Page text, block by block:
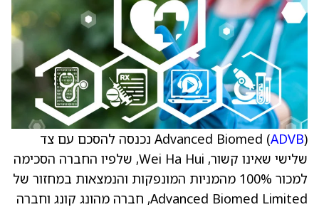
Advanced Biomed (ADVB
) נכנסה להסכם עם צד
שלישי שאינו קשור, Wei Ha Hui, שלפיו החברה הסכימה
למכור 100% מהמניות המונפקות והנמצאות במחזור של
Advanced Biomed Limited, חברה מהונג קונג וחברה